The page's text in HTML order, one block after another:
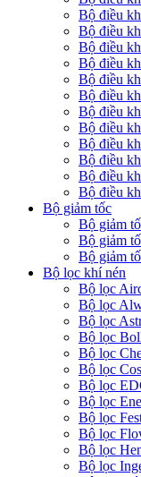
Bộ điều
Bộ điều
Bộ điều
Bộ điều
Bộ điều
Bộ điều
Bộ điều
Bộ điều
Bộ điều
Bộ điều
Bộ điều
Bộ điều
Bộ giảm tốc
Bộ giảm
Bộ giảm
Bộ giảm
Bộ lọc khí nén
Bộ lọc
Bộ lọc
Bộ lọc
Bộ lọc
Bộ lọc
Bộ lọc
Bộ lọc
Bộ lọc
Bộ lọc
Bộ lọc
Bộ lọc
Bộ lọc